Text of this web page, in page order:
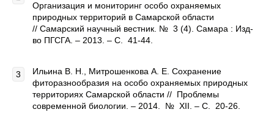
Организация и мониторинг особо охраняемых
природных территорий в Самарской области
// Самарский научный вестник. № 3 (4). Самара : Изд-
во ПГСГА. – 2013. – С. 41-44.
Ильина В. Н., Митрошенкова А. Е. Сохранение
фиторазнообразия на особо охраняемых природных
территориях Самарской области // Проблемы
современной биологии. – 2014. № XII. – С. 20-26.